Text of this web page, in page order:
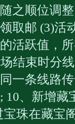
之顺位调
取邮 (3)
活跃值，
结束时分
一条线路
10、新增藏
珠在藏宝